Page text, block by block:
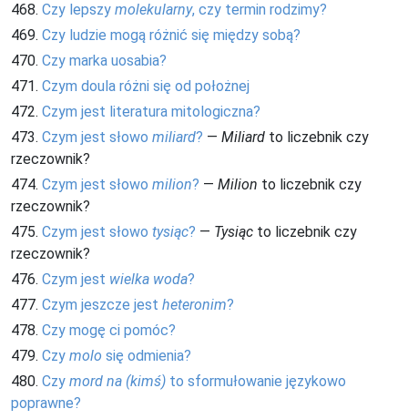
468. Czy lepszy molekularny, czy termin rodzimy?
469. Czy ludzie mogą różnić się między sobą?
470. Czy marka uosabia?
471. Czym doula różni się od położnej
472. Czym jest literatura mitologiczna?
473. Czym jest słowo miliard? — Miliard to liczebnik czy
rzeczownik?
474. Czym jest słowo milion? — Milion to liczebnik czy
rzeczownik?
475. Czym jest słowo tysiąc? — Tysiąc to liczebnik czy
rzeczownik?
476. Czym jest wielka woda?
477. Czym jeszcze jest heteronim?
478. Czy mogę ci pomóc?
479. Czy molo się odmienia?
480. Czy mord na (kimś) to sformułowanie językowo
poprawne?